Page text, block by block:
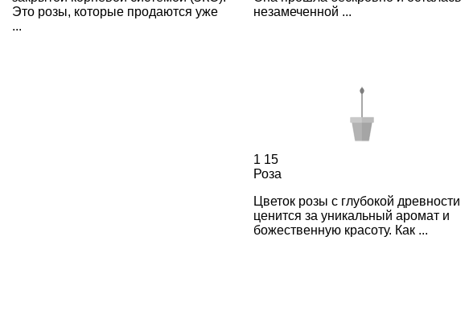
Это розы, которые продаются уже
...
незамеченной ...
1 15
Роза
Цветок розы с глубокой древности
ценится за уникальный аромат и
божественную красоту. Как ...